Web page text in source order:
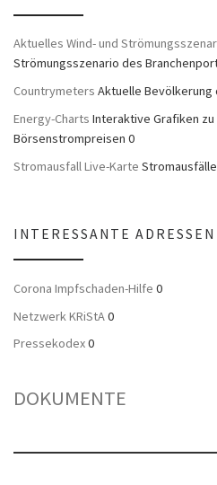
Aktuelles Wind- und
Strömungsszenario des
Countrymeters Aktuelle Bevölkerung
Energy-Charts Interaktive Grafiken
Börsenstrompreisen 0
Stromausfall Live-Karte
INTERESSANTE ADRESSEN
Corona Impfschaden-Hilfe 0
Netzwerk KRiStA0
Pressekodex0
DOKUMENTE